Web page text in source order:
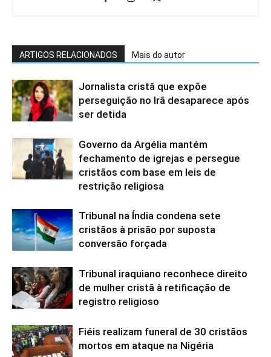
ARTIGOS RELACIONADOS Mais do autor
Jornalista cristã que expõe
perseguição no Irã desaparece após
ser detida
Governo da Argélia mantém
fechamento de igrejas e persegue
cristãos com base em leis de
restrição religiosa
Tribunal na Índia condena sete
cristãos à prisão por suposta
conversão forçada
Tribunal iraquiano reconhece direito
de mulher cristã à retificação de
registro religioso
Fiéis realizam funeral de 30 cristãos
mortos em ataque na Nigéria